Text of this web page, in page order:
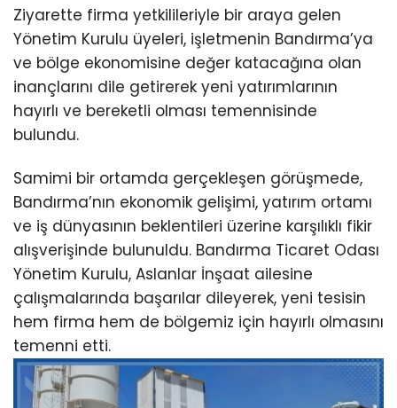
Ziyarette firma yetkilileriyle bir araya gelen
Yönetim Kurulu üyeleri, işletmenin Bandırma’ya
ve bölge ekonomisine değer katacağına olan
inançlarını dile getirerek yeni yatırımlarının
hayırlı ve bereketli olması temennisinde
bulundu.
Samimi bir ortamda gerçekleşen görüşmede,
Bandırma’nın ekonomik gelişimi, yatırım ortamı
ve iş dünyasının beklentileri üzerine karşılıklı fikir
alışverişinde bulunuldu. Bandırma Ticaret Odası
Yönetim Kurulu, Aslanlar İnşaat ailesine
çalışmalarında başarılar dileyerek, yeni tesisin
hem firma hem de bölgemiz için hayırlı olmasını
temenni etti.